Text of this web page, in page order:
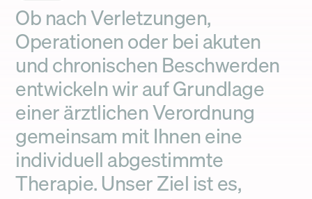
Ob nach Verletzungen,
Operationen oder bei akuten
und chronischen Beschwerden
entwickeln wir auf Grundlage
einer ärztlichen Verordnung
gemeinsam mit Ihnen eine
individuell abgestimmte
Therapie. Unser Ziel ist es,